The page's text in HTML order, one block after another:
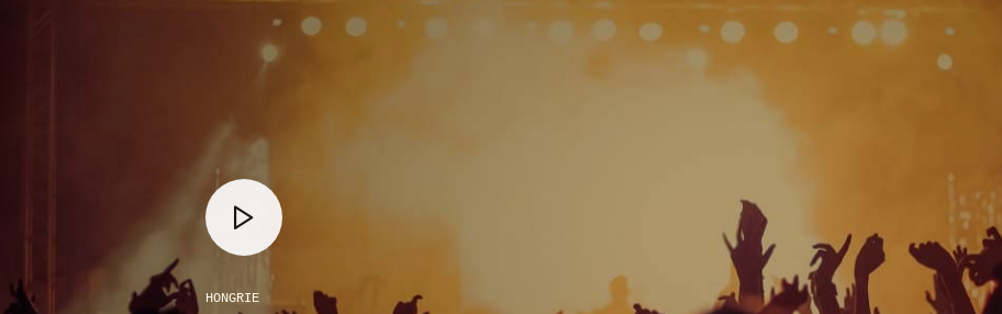
HONGRIE